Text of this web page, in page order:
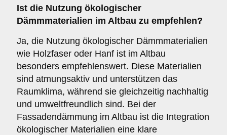
Ist die Nutzung ökologischer
Dämmmaterialien im Altbau zu empfehlen?
Ja, die Nutzung ökologischer Dämmmaterialien
wie Holzfaser oder Hanf ist im Altbau
besonders empfehlenswert. Diese Materialien
sind atmungsaktiv und unterstützen das
Raumklima, während sie gleichzeitig nachhaltig
und umweltfreundlich sind. Bei der
Fassadendämmung im Altbau ist die Integration
ökologischer Materialien eine klare